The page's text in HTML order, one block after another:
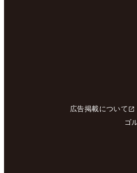
広告掲載について
ゴ